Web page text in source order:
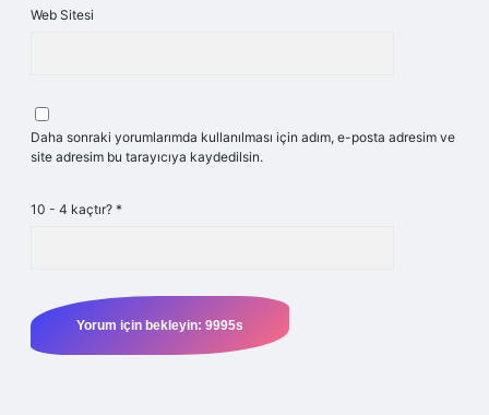
Web Sitesi
Daha sonraki yorumlarımda kullanılması için adım, e-posta adresim ve
site adresim bu tarayıcıya kaydedilsin.
10 - 4 kaçtır? *